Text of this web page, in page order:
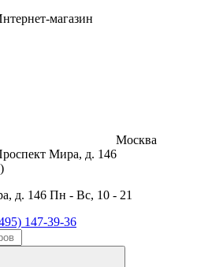
магазин
Москва
Мира, д. 146
д. 146 Пн - Вс, 10 - 21
147-39-36